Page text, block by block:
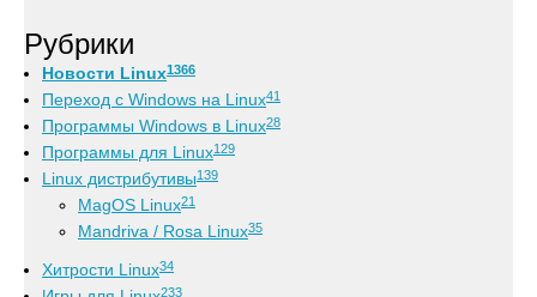
Рубрики
Новости Linux1366
Переход с Windows на Linux41
Программы Windows в Linux28
Программы для Linux129
Linux дистрибутивы139
MagOS Linux21
Mandriva / Rosa Linux35
Хитрости Linux34
233